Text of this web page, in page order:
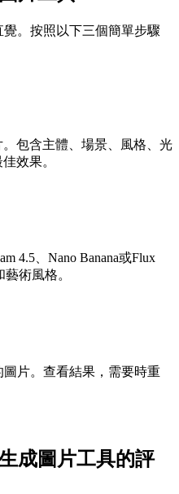
。按照以下三個簡單步驟
包含主體、場景、風格、光
效果。
4.5、Nano Banana或Flux
術風格。
片。查看結果，需要時重
成圖片工具的評